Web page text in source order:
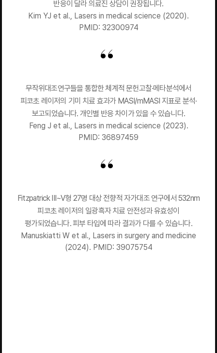
반응이 달라 의료진 상담이 권장됩니다.
Kim YJ et al., Lasers in medical science (2020).
PMID: 32300974
무작위대조연구들을 통합한 체계적 문헌고찰·메타분석에서
피코초 레이저의 기미 치료 효과가 MASI/mMASI 지표로 분석·
보고되었습니다. 개인별 반응 차이가 있을 수 있습니다.
Feng J et al., Lasers in medical science (2023).
PMID: 36897459
Fitzpatrick III~V형 27명 대상 전향적 자가대조 연구에서 532nm
피코초 레이저의 일광흑자 치료 안전성과 유효성이
평가되었습니다. 피부 타입에 따라 결과가 다를 수 있습니다.
Manuskiatti W et al., Lasers in surgery and medicine
(2024). PMID: 39075754